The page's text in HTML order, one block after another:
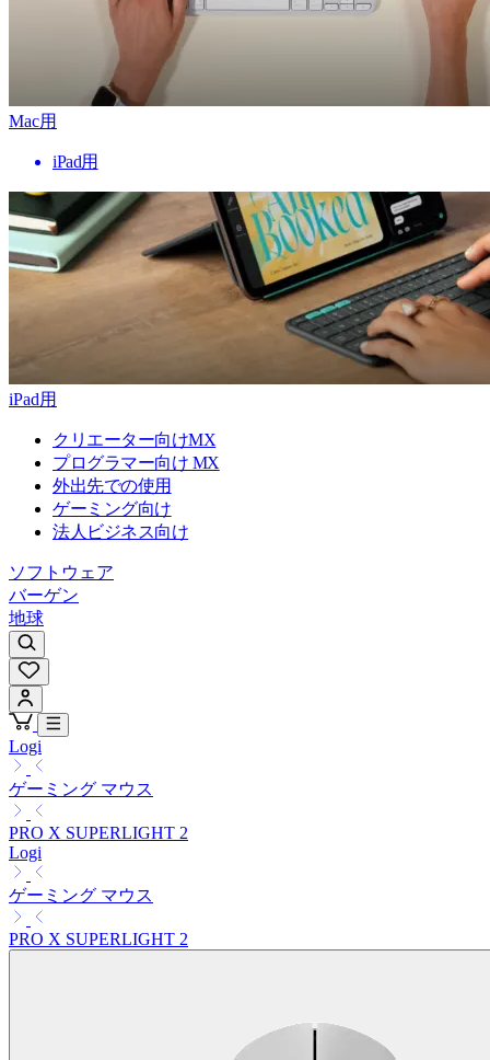
Mac用
iPad用
iPad用
クリエーター向けMX
プログラマー向け MX
外出先での使用
ゲーミング向け
法人ビジネス向け
ソフトウェア
バーゲン
地球
Logi
ゲーミング マウス
PRO X SUPERLIGHT 2
Logi
ゲーミング マウス
PRO X SUPERLIGHT 2